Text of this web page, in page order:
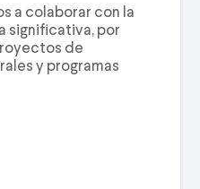
a colaborar con la
significativa, por
de
y programas